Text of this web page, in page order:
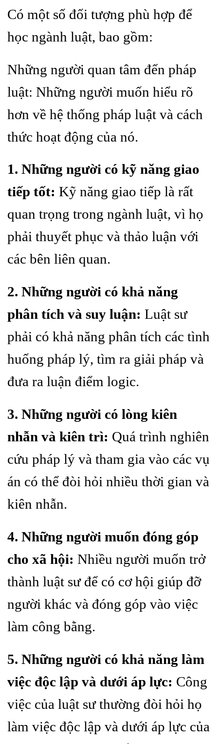
Có một số đối tượng phù hợp để
học ngành luật, bao gồm:
Những người quan tâm đến pháp
luật: Những người muốn hiểu rõ
hơn về hệ thống pháp luật và cách
thức hoạt động của nó.
1. Những người có kỹ năng giao
tiếp tốt: Kỹ năng giao tiếp là rất
quan trọng trong ngành luật, vì họ
phải thuyết phục và thảo luận với
các bên liên quan.
2. Những người có khả năng
phân tích và suy luận: Luật sư
phải có khả năng phân tích các tình
huống pháp lý, tìm ra giải pháp và
đưa ra luận điểm logic.
3. Những người có lòng kiên
nhẫn và kiên trì: Quá trình nghiên
cứu pháp lý và tham gia vào các vụ
án có thể đòi hỏi nhiều thời gian và
kiên nhẫn.
4. Những người muốn đóng góp
cho xã hội: Nhiều người muốn trở
thành luật sư để có cơ hội giúp đỡ
người khác và đóng góp vào việc
làm công bằng.
5. Những người có khả năng làm
việc độc lập và dưới áp lực: Công
việc của luật sư thường đòi hỏi họ
làm việc độc lập và dưới áp lực của